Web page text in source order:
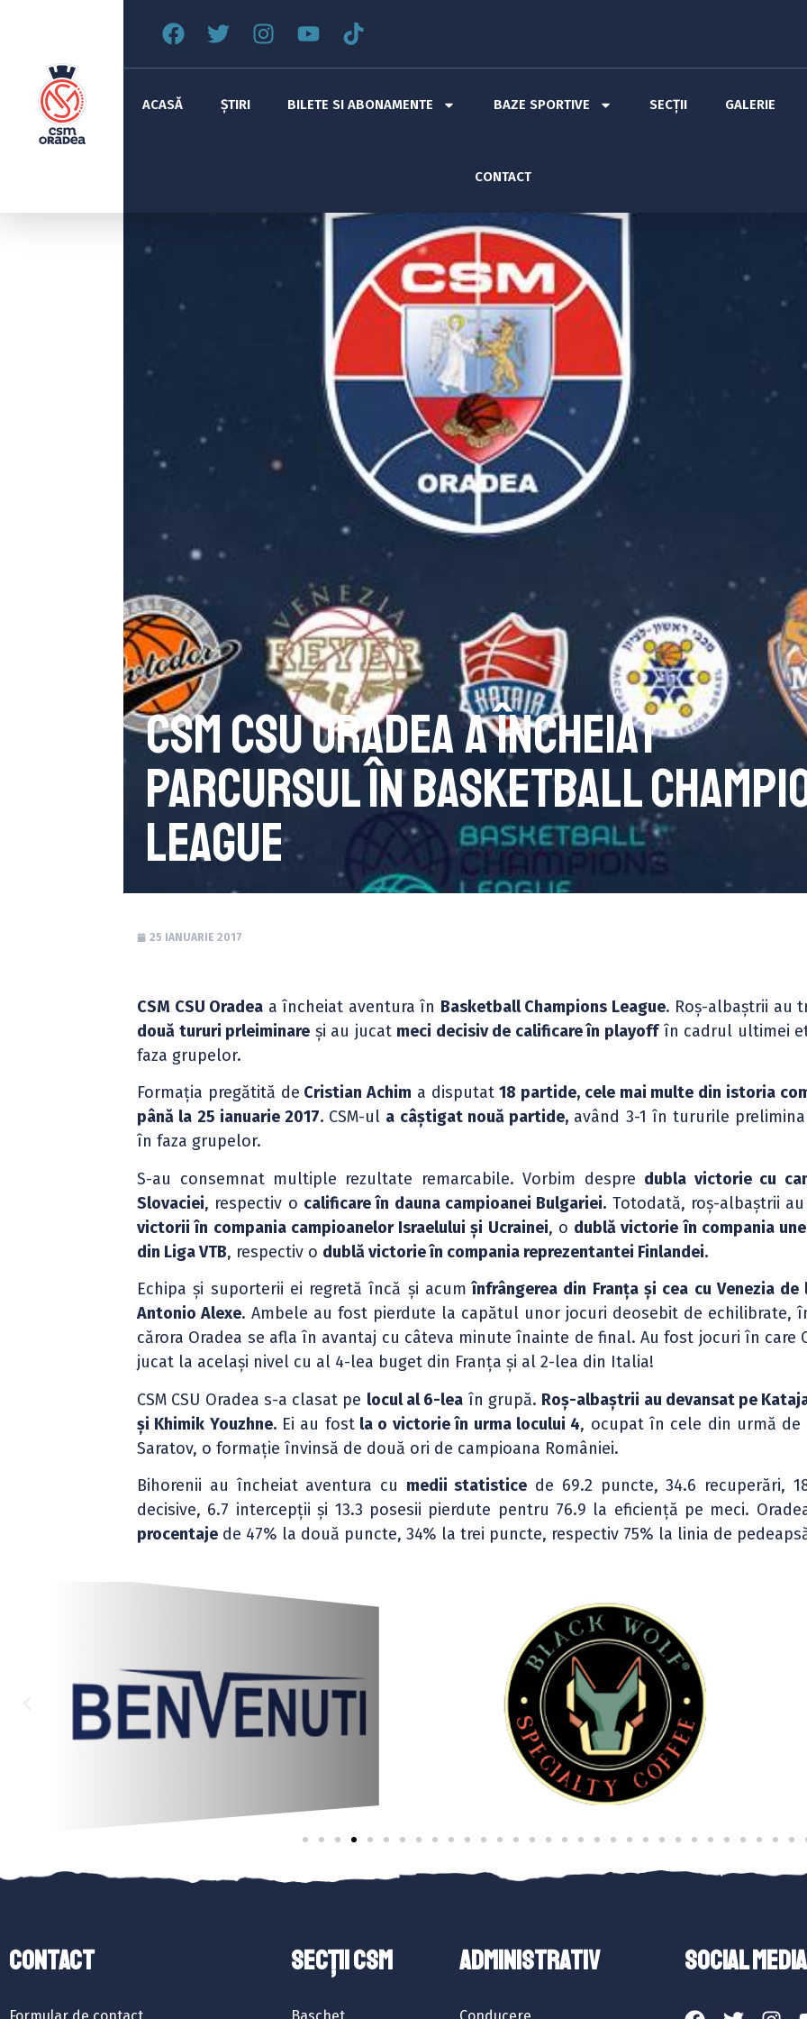
ACASĂ ȘTIRI BILETE SI ABONAMENTE BAZE SPORTIVE SECȚII GALERIE
CONTACT
CSM CSU Oradea a încheiat
parcursul în Basketball
League
25 IANUARIE 2017
CSM CSU Oradea a încheiat aventura în Basketball Champions League. Roș-albaștrii au
două tururi prleiminare și au jucat meci decisiv de calificare în playoffîn cadrul ultimei
faza grupelor.
Formația pregătită de Cristian Achim a disputat18 partide, cele mai multe din istoria
până la 25 ianuarie 2017.CSM-ul a câștigat nouă partide, având 3-1 în tururile
în faza grupelor.
S-au consemnat multiple rezultate remarcabile. Vorbim despre dubla victorie cu
Slovaciei, respectiv o calificare în dauna campioanei Bulgariei. Totodată, roș-albaștrii
victorii în compania campioanelor Israelului și Ucrainei, o dublă victorie în compania
din Liga VTB, respectiv o dublă victorie în compania reprezentantei Finlandei.
Echipa și suporterii ei regretă încă și acum înfrângerea din Franța și cea cu Venezia de
Antonio Alexe. Ambele au fost pierdute la capătul unor jocuri deosebit de echilibrate,
cărora Oradea se afla în avantaj cu câteva minute înainte de final. Au fost jocuri în care
jucat la același nivel cu al 4-lea buget din Franța și al 2-lea din Italia!
CSM CSU Oradea s-a clasat pe locul al 6-lea în grupă. Roș-albaștrii au devansat pe
și Khimik Youzhne.Ei au fostla o victorie în urma locului 4, ocupat în cele din urmă de
Saratov, o formație învinsă de două ori de campioana României.
Bihorenii au încheiat aventura cu medii statistice de 69.2 puncte, 34.6 recuperări,
decisive, 6.7 intercepții și 13.3 posesii pierdute pentru 76.9 la eficiență pe meci.
procentaje de 47% la două puncte, 34% la trei puncte, respectiv 75% la linia de
Contact SECȚII CSM ADMINISTRATIV SOCIAL MEDIA